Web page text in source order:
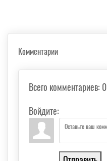
Комментарии
Всего комментариев: 0
Войдите: